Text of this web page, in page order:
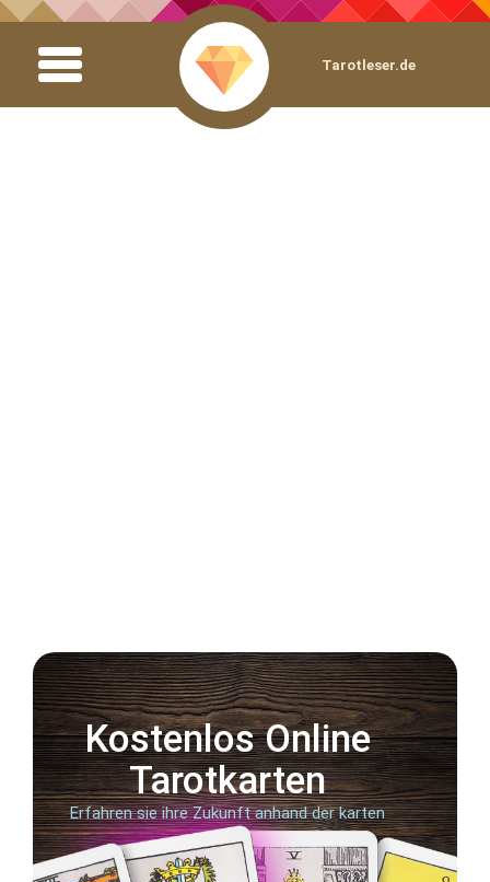
Tarotleser.de
Kostenlos Online
Tarotkarten
Erfahren sie ihre Zukunft anhand der karten